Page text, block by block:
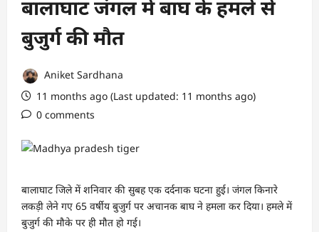
बालाघाट जंगल में बाघ के हमले से
बुजुर्ग की मौत
Aniket Sardhana
11 months ago (Last updated: 11 months ago)
0 comments
बालाघाट जिले में शनिवार की सुबह एक दर्दनाक घटना हुई। जंगल किनारे
लकड़ी लेने गए 65 वर्षीय बुजुर्ग पर अचानक बाघ ने हमला कर दिया। हमले में
बुजुर्ग की मौके पर ही मौत हो गई।